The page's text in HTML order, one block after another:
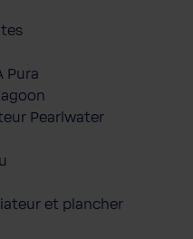
Pura
Pearlwater
et plancher